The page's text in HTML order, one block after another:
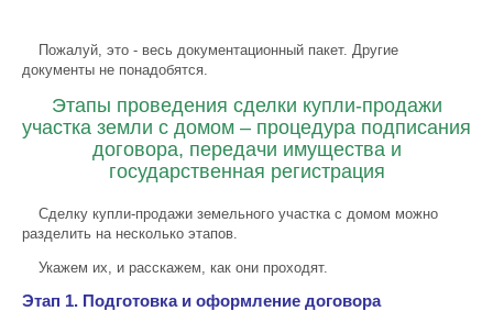
Пожалуй, это - весь документационный пакет. Другие
документы не понадобятся.
Этапы проведения сделки купли-продажи
участка земли с домом – процедура подписания
договора, передачи имущества и
государственная регистрация
Сделку купли-продажи земельного участка с домом можно
разделить на несколько этапов.
Укажем их, и расскажем, как они проходят.
Этап 1. Подготовка и оформление договора